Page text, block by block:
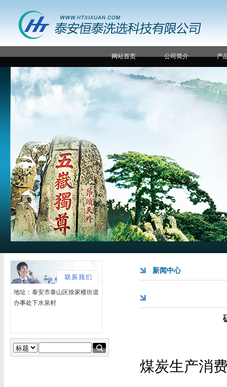
网站首页 公司简介 产
新闻中心
煤炭生产消
地址：泰安市泰山区徐家楼街道
办事处下水泉村